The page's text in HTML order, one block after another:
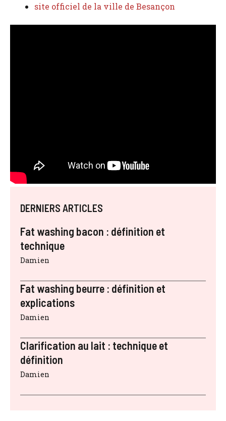
site officiel de la ville de Besançon
DERNIERS ARTICLES
Fat washing bacon : définition et
technique
Damien
Fat washing beurre : définition et
explications
Damien
Clarification au lait : technique et
définition
Damien